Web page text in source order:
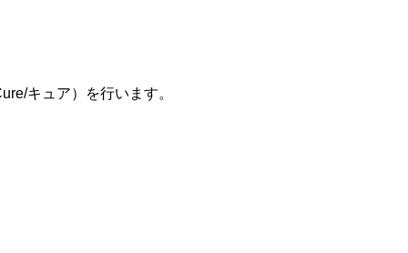
キュア）を行います。